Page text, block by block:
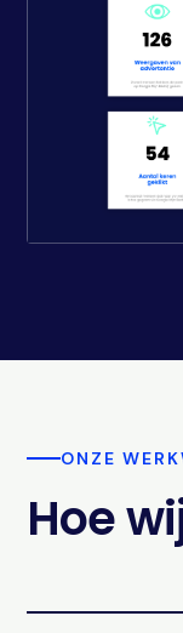
ONZE
Hoe